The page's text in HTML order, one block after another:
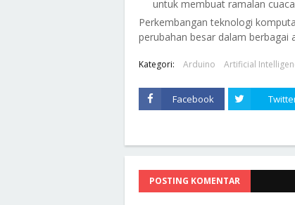
untuk membuat ramalan
Perkembangan teknologi
perubahan besar dalam berbagai
Kategori: Arduino Artificial
Facebook
POSTING KOMENTAR